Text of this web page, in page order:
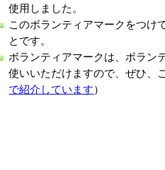
使用しました。
このボランティアマークをつけ
とです。
ボランティアマークは、ボラン
使いいただけますので、ぜひ、
で紹介しています）